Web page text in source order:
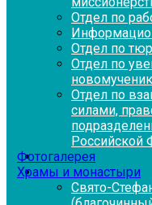
Отдел по
Отдел по
Отдел по
Отдел по
силами,
Российской
Фотогалерея
Храмы и монастыри
Свято-